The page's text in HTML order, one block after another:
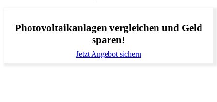
Photovoltaikanlagen vergleichen und Geld
sparen!
Jetzt Angebot sichern